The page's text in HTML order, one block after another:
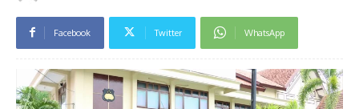
Facebook Twitter WhatsApp